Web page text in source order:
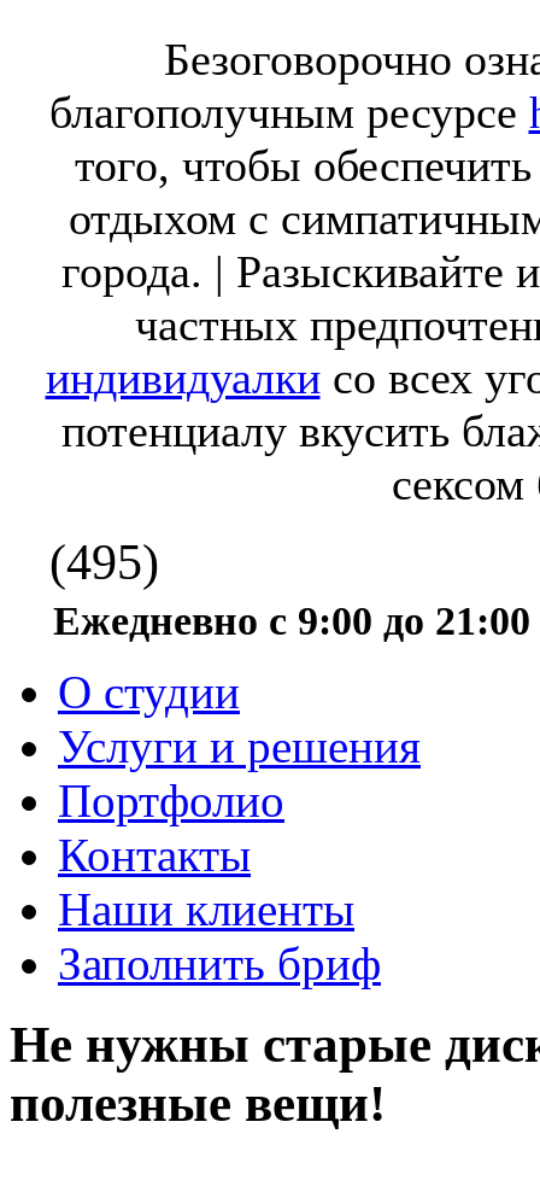
Безоговорочно
благополучным ресурсе
того, чтобы
отдыхом с
города. | Разыскивайте
частных
индивидуалкисо всех
потенциалу вкусить
сексом
(495)
Ежедневно с 9:00 до 21:00
О студии
Услуги и решения
Портфолио
Контакты
Наши клиенты
Заполнить бриф
Не нужны старые
полезные вещи!